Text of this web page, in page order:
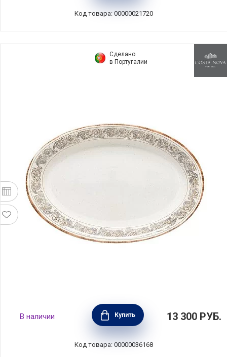
Код товара: 00000021720
Сделано
в Португалии
Блюдо овальное Sardegna 46x31 см,
керамика, Costa Nova, Португалия, SD745-
WBL(WWA461-01122C)
В наличии Купить 13 300 РУБ.
Код товара: 00000036168